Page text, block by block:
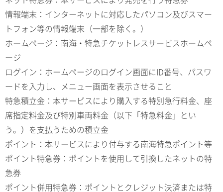
情報端末：インターネットに対応したパソコン及びスマー
トフォン等の情報端末（一部を除く。）
ホームページ：南海・特急チケットレスサービスホームペ
ージ
ログイン：ホームページのログイン画面にID番号、パスワ
ードを入力し、メニュー画面を表示させること
特急積立金：本サービスにより購入する特別急行料金、座
席指定料金及び特別車両料金（以下「特急料金」とい
う。）を支払うための積立金
ポイント：本サービスにより付与する南海特急ポイント等
ポイント特急券：ポイントを使用して引換したネットの特
急券
ポイント併用特急券：ポイントとクレジット決済または特